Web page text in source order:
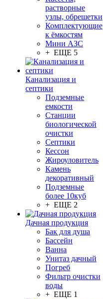
растворные
узлы, обрешетки
Комплектующие
к ёмкостям
Мини АЗС
+ ЕЩЕ 5
Канализация и
септики
Подземные
емкости
Станции
биологической
очистки
Септики
Кессон
Жироуловитель
Камень
декоративный
Подземные
более 10куб
+ ЕЩЕ 2
Дачная продукция
Бак для душа
Бассейн
Ванна
Унитаз дачный
Погреб
Фильтр очистки
воды
+ ЕЩЕ 1